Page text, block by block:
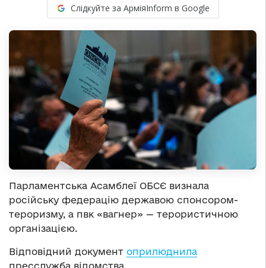
Слідкуйте за АрміяInform в Google
Парламентська Асамблеї ОБСЄ визнала
російську федерацію державою спонсором-
тероризму, а пвк «вагнер» — терористичною
організацією.
Відповідний документ оприлюднила
пресслужба відомства.